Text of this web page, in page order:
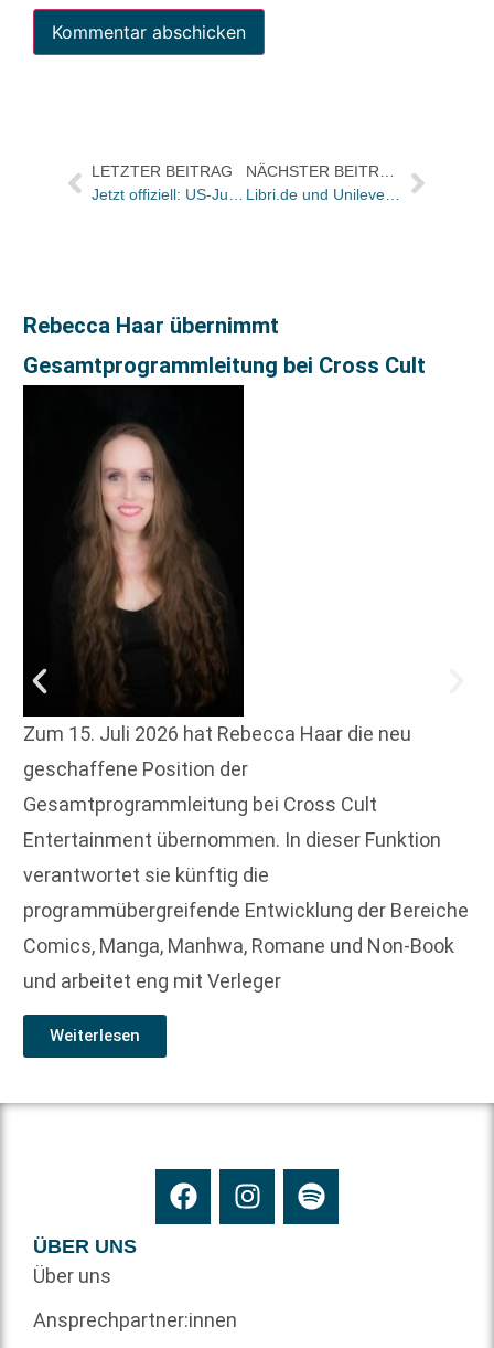
LETZTER BEITRAG
Rebecca Haar übernimmt
Gesamtprogrammleitung bei Cross Cult
Zum 15. Juli 2026 hat Rebecca Haar die neu
geschaffene Position der
Gesamtprogrammleitung bei Cross Cult
Entertainment übernommen. In dieser Funktion
verantwortet sie künftig die
programmübergreifende Entwicklung der Bereiche
Comics, Manga, Manhwa, Romane und Non-Book
und arbeitet eng mit Verleger
Weiterlesen
ÜBER UNS
Über uns
Ansprechpartner:innen